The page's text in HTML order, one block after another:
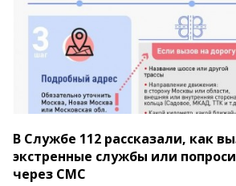
В Службе 112 рассказали, как
экстренные службы или
через СМС